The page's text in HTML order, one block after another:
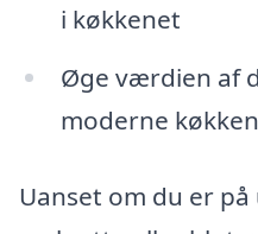
i køkkenet
Øge værdien af
moderne
Uanset om du er